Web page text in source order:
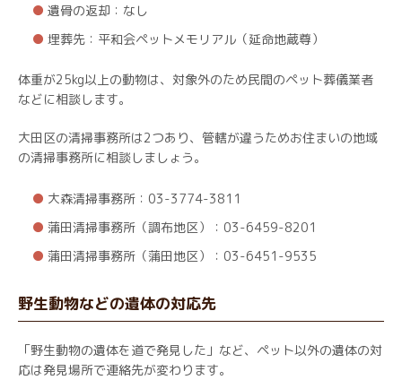
遺骨の返却：なし
埋葬先：平和会ペットメモリアル（延命地蔵尊）
体重が25kg以上の動物は、対象外のため民間のペット葬儀業者
などに相談します。
大田区の清掃事務所は2つあり、管轄が違うためお住まいの地域
の清掃事務所に相談しましょう。
大森清掃事務所：03-3774-3811
蒲田清掃事務所（調布地区）：03-6459-8201
蒲田清掃事務所（蒲田地区）：03-6451-9535
野生動物などの遺体の対応先
「野生動物の遺体を道で発見した」など、ペット以外の遺体の対
応は発見場所で連絡先が変わります。